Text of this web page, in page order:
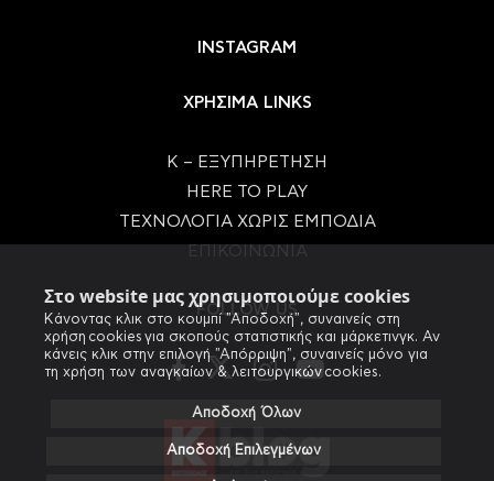
Στο website μας χρησιμοποιούμε cookies
Κάνοντας κλικ στο κουμπί "Αποδοχή", συναινείς στη
χρήση cookies για σκοπούς στατιστικής και μάρκετινγκ. Αν
κάνεις κλικ στην επιλογή "Απόρριψη", συναινείς μόνο για
τη χρήση των αναγκαίων & λειτουργικών cookies.
Αποδοχή Όλων
Αποδοχή Επιλεγμένων
INSTAGRAM
ΧΡΗΣΙΜΑ LINKS
Κ – ΕΞΥΠΗΡΕΤΗΣΗ
HERE TO PLAY
ΤΕΧΝΟΛΟΓΙΑ ΧΩΡΙΣ ΕΜΠΟΔΙΑ
FOLLOW US